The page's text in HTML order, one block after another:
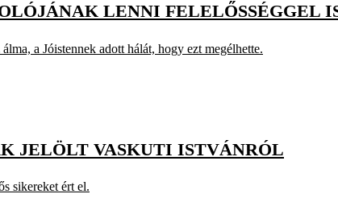
LENNI FELELŐSSÉGGEL
a Jóistennek adott hálát, hogy ezt megélhette.
JELÖLT VASKUTI ISTVÁNRÓL
sikereket ért el.